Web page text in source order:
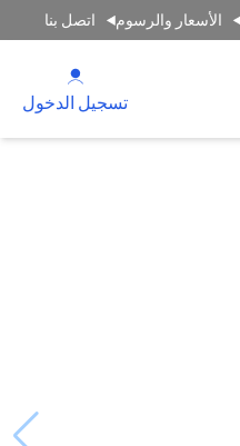
الأسعار والرسوم اتصل بنا
تسجيل الدخول